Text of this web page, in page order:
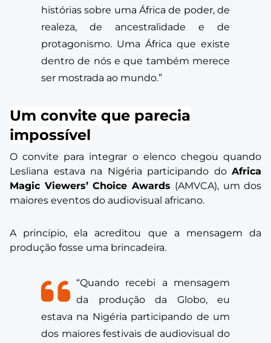
histórias sobre uma África de poder, de
realeza, de ancestralidade e de
protagonismo. Uma África que existe
dentro de nós e que também merece
ser mostrada ao mundo.”
Um convite que parecia
impossível
O convite para integrar o elenco chegou quando
Lesliana estava na Nigéria participando do Africa
Magic Viewers’ Choice Awards (AMVCA), um dos
maiores eventos do audiovisual africano.
A princípio, ela acreditou que a mensagem da
produção fosse uma brincadeira.
“Quando recebi a mensagem
da produção da Globo, eu
estava na Nigéria participando de um
dos maiores festivais de audiovisual do